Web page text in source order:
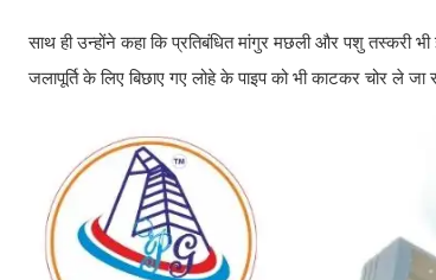
साथ ही उन्होंने कहा कि प्रतिबंधित मांगुर मछली और पशु तस्करी
जलापूर्ति के लिए बिछाए गए लोहे के पाइप को भी काटकर चोर ले